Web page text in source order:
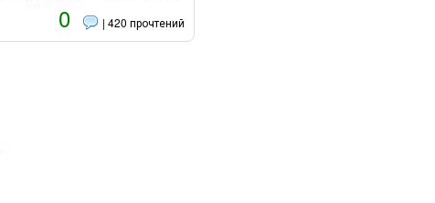
0 | 420 прочтений